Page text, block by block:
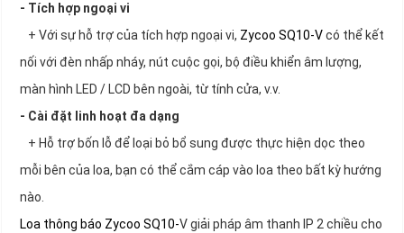
- Tích hợp ngoại vi
+ Với sự hỗ trợ của tích hợp ngoại vi, Zycoo SQ10-Vcó thể kết
nối với đèn nhấp nháy, nút cuộc gọi, bộ điều khiển âm lượng,
màn hình LED / LCD bên ngoài, từ tính cửa, v.v.
- Cài đặt linh hoạt đa dạng
+ Hỗ trợ bốn lỗ để loại bỏ bổ sung được thực hiện dọc theo
mỗi bên của loa, bạn có thể cắm cáp vào loa theo bất kỳ hướng
nào.
Loa thông báo Zycoo SQ10-V giải pháp âm thanh IP 2 chiều cho